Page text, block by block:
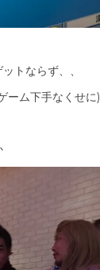
トならず、、
ーム下手なくせに)